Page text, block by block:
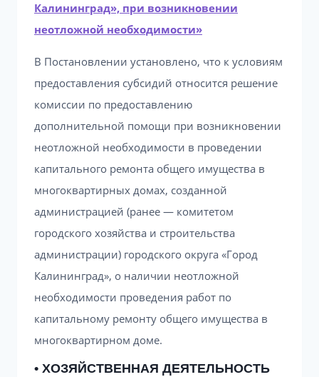
Калининград», при возникновении
неотложной необходимости»
В Постановлении установлено, что к условиям
предоставления субсидий относится решение
комиссии по предоставлению
дополнительной помощи при возникновении
неотложной необходимости в проведении
капитального ремонта общего имущества в
многоквартирных домах, созданной
администрацией (ранее — комитетом
городского хозяйства и строительства
администрации) городского округа «Город
Калининград», о наличии неотложной
необходимости проведения работ по
капитальному ремонту общего имущества в
многоквартирном доме.
• ХОЗЯЙСТВЕННАЯ ДЕЯТЕЛЬНОСТЬ